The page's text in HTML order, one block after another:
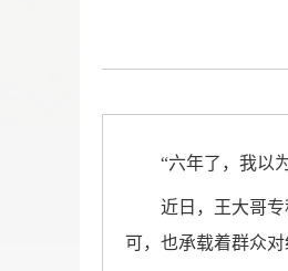
“六年了，我以
近日，王大哥
可，也承载着群众对